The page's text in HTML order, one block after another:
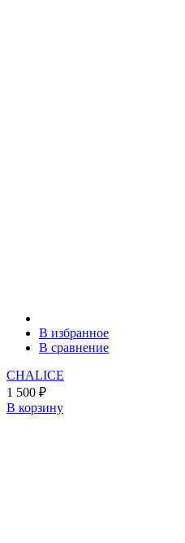
В избранное
В сравнение
CHALICE
1 500 ₽
В корзину